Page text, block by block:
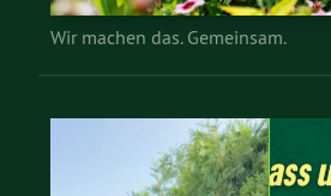
Wir machen das. Gemeinsam.